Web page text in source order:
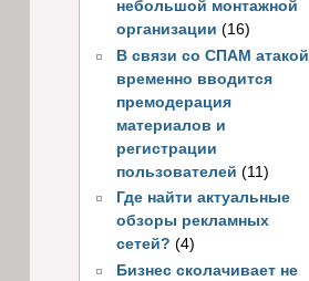
небольшой монтажной
организации (16)
В связи со СПАМ атакой
временно вводится
премодерация
материалов и
регистрации
пользователей (11)
Где найти актуальные
обзоры рекламных
сетей? (4)
Бизнес сколачивает не